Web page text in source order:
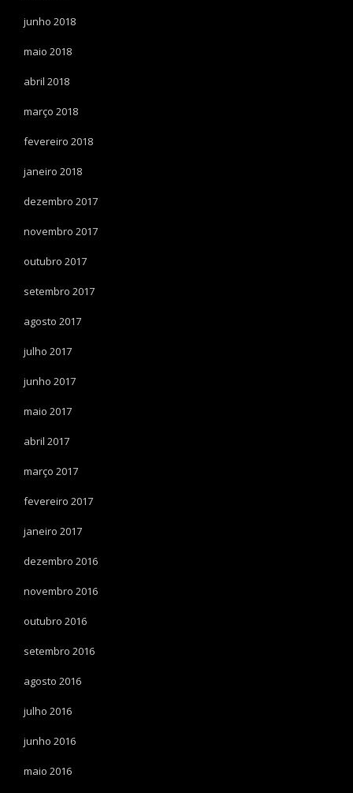
junho 2018
maio 2018
abril 2018
março 2018
fevereiro 2018
janeiro 2018
dezembro 2017
novembro 2017
outubro 2017
setembro 2017
agosto 2017
julho 2017
junho 2017
maio 2017
abril 2017
março 2017
fevereiro 2017
janeiro 2017
dezembro 2016
novembro 2016
outubro 2016
setembro 2016
agosto 2016
julho 2016
junho 2016
maio 2016